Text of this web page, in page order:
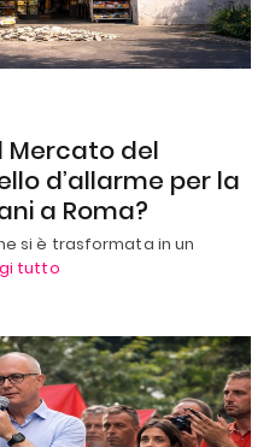
Mercato del
d’allarme per la
a Roma?
si è trasformata in un
tutto